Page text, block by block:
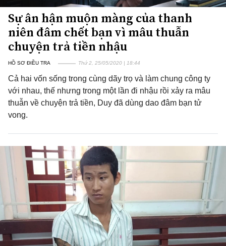
Sự ân hận muộn màng của thanh
niên đâm chết bạn vì mâu thuẫn
chuyện trả tiền nhậu
HỒ SƠ ĐIỀU TRA Thứ 2, 25/05/2020 | 18:44
Cả hai vốn sống trong cùng dãy trọ và làm chung công ty
với nhau, thế nhưng trong một lần đi nhậu rồi xảy ra mâu
thuẫn về chuyện trả tiền, Duy đã dùng dao đâm bạn tử
vong.